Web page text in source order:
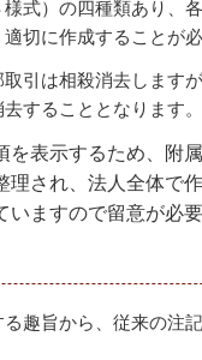
式）の四種類あり、
切に作成することが必
引は相殺消去します
することとなります。
表示するため、附
され、法人全体で
ますので留意が必要
趣旨から、従来の注